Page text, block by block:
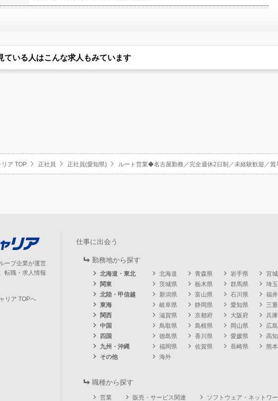
ている人はこんな求人もみています
ア TOP 正社員 正社員(愛知県) ルート営業◆名古屋勤務／完全週休2日制／未経験歓迎／
ープ企業が運営
転職・求人情報
リア TOPへ
仕事に出会う
勤務地から探す
北海道・東北 北海道 青森県 岩手県 宮
関東
茨城県 栃木県 群馬県 埼
北陸・甲信越
新潟県 富山県 石川県 福
東海
岐阜県 静岡県 愛知県
三
関西
滋賀県 京都府 大阪府 兵
中国
鳥取県 島根県 岡山県 広
四国
徳島県 香川県 愛媛県
高
九州・沖縄
福岡県 佐賀県 長崎県 熊
その他
海外
職種から探す
営業 販売・サービス関連 ソフトウェア・ネットワ